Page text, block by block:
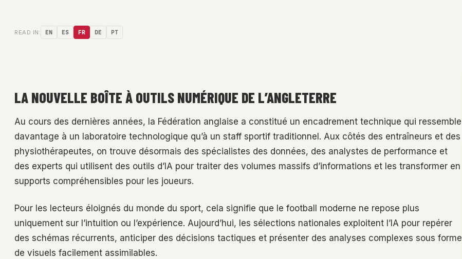
READ IN: EN ES FR DE PT
LA NOUVELLE BOÎTE À OUTILS NUMÉRIQUE DE L’ANGLETERRE
Au cours des dernières années, la Fédération anglaise a constitué un encadrement technique qui ressemble
davantage à un laboratoire technologique qu’à un staff sportif traditionnel. Aux côtés des entraîneurs et des
physiothérapeutes, on trouve désormais des spécialistes des données, des analystes de performance et
des experts qui utilisent des outils d’IA pour traiter des volumes massifs d’informations et les transformer en
supports compréhensibles pour les joueurs.
Pour les lecteurs éloignés du monde du sport, cela signifie que le football moderne ne repose plus
uniquement sur l’intuition ou l’expérience. Aujourd’hui, les sélections nationales exploitent l’IA pour repérer
des schémas récurrents, anticiper des décisions tactiques et présenter des analyses complexes sous forme
de visuels facilement assimilables.